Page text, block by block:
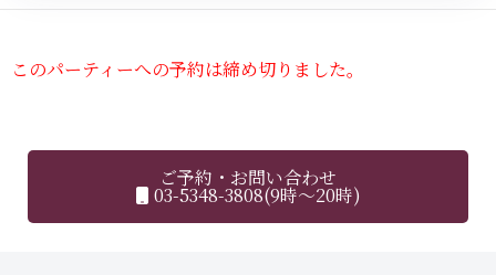
このパーティーへの予約は締め切りました。
ご予約・お問い合わせ
03-5348-3808(9時～20時)